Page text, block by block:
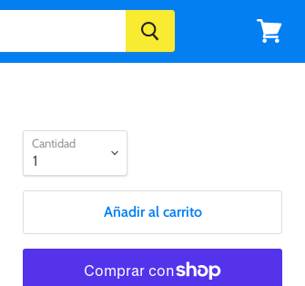
carrito
Cantidad
Añadir al carrito